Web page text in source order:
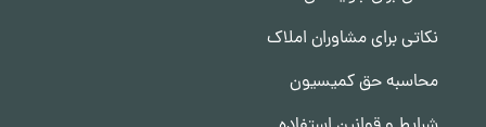
نکاتی برای مشاوران املاک
محاسبه حق کمیسیون